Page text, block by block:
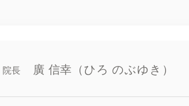
院長 廣 信幸（ひろ のぶゆき）